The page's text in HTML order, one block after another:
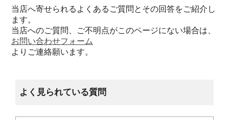
当店へ寄せられるよくあるご質問とその回答をご紹介し
ます。
当店へのご質問、ご不明点がこのページにない場合は、
お問い合わせフォーム
よりご連絡願います。
よく見られている質問